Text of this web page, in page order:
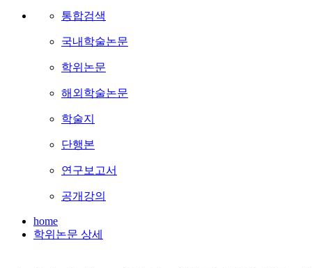
통합검색
국내학술논문
학위논문
해외학술논문
학술지
단행본
연구보고서
공개강의
home
학위논문 상세